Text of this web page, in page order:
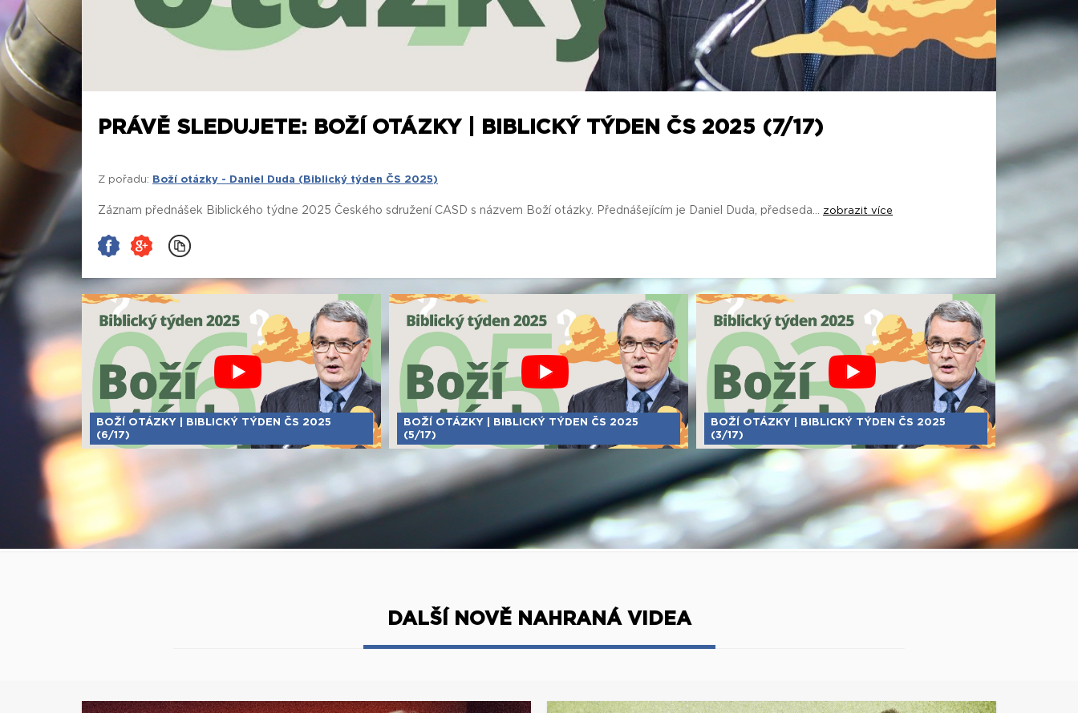
PRÁVĚ SLEDUJETE: BOŽÍ OTÁZKY | BIBLICKÝ TÝDEN ČS 2025 (7/17)
Z pořadu: Boží otázky - Daniel Duda (Biblický týden ČS 2025)
Záznam přednášek Biblického týdne 2025 Českého sdružení CASD s názvem Boží otázky. Přednášejícím je Daniel Duda, předseda... zobrazit více
BOŽÍ OTÁZKY | BIBLICKÝ TÝDEN ČS 2025
(6/17)
BOŽÍ OTÁZKY | BIBLICKÝ TÝDEN ČS 2025
(5/17)
BOŽÍ OTÁZKY | BIBLICKÝ TÝDEN ČS 2025
(3/17)
DALŠÍ NOVĚ NAHRANÁ VIDEA